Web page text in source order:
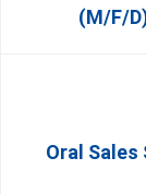
(m/f/d)
Oral Sales